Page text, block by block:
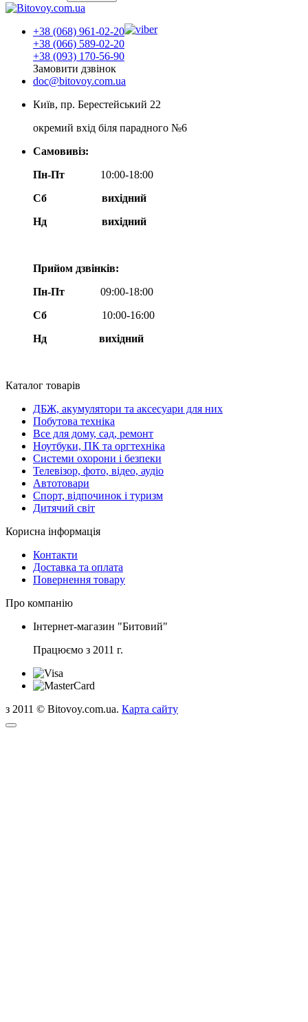
+38 (068) 961-02-20
+38 (066) 589-02-20
+38 (093) 170-56-90
Замовити дзвінок
doc@bitovoy.com.ua
Київ, пр. Берестейський 22
окремий вхід біля парадного №6
Самовивіз:
Пн-Пт
10:00-18:00
Сб
вихідний
Нд
вихідний
Прийом дзвінків:
Пн-Пт
09:00-18:00
Сб
10:00-16:00
Нд вихідний
Каталог товарів
ДБЖ, акумулятори та аксесуари для них
Побутова техніка
Все для дому, сад, ремонт
Ноутбуки, ПК та оргтехніка
Системи охорони і безпеки
Телевізор, фото, відео, аудіо
Автотовари
Спорт, відпочинок і туризм
Дитячий світ
Корисна інформація
Контакти
Доставка та оплата
Повернення товару
Про компанію
Інтернет-магазин "Битовий"
Працюємо з 2011 г.
з 2011 © Bitovoy.com.ua. Карта сайту